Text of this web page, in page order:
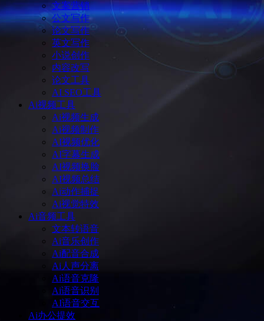
文案营销
公文写作
论文写作
英文写作
小说创作
内容改写
论文工具
AI SEO工具
Ai视频工具
Ai视频生成
Ai视频制作
AI视频优化
AI字幕生成
AI视频换脸
AI视频总结
Ai动作捕捉
Ai视觉特效
Ai音频工具
文本转语音
Ai音乐创作
Ai配音合成
Ai人声分离
Ai语音克隆
Ai语音识别
AI语音交互
Ai办公提效